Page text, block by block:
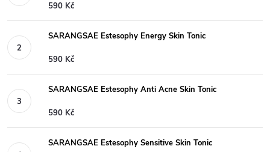
590 Kč
SARANGSAE Estesophy Energy Skin Tonic
590 Kč
SARANGSAE Estesophy Anti Acne Skin Tonic
590 Kč
SARANGSAE Estesophy Sensitive Skin Tonic